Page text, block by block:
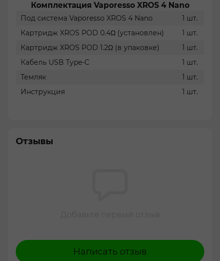
Комплектация Vaporesso XROS 4 Nano
Под система Vaporesso XROS 4 Nano
1 шт.
Картридж XROS POD 0.4Ω (установлен)
1 шт.
Картридж XROS POD 1.2Ω (в упаковке)
1 шт.
Кабель USB Type-C
1 шт.
Темляк
1 шт.
Инструкция
1 шт.
Отзывы
Написать отзыв